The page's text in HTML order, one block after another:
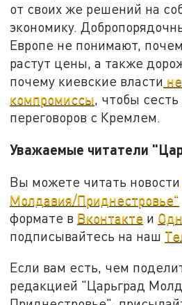
от своих же решений на
экономику.
Европе не понимают,
растут цены, а также
почему киевские власти
компромиссы, чтобы сесть
переговоров с Кремлем.
Уважаемые читатели
Вы можете читать новости
Молдавия/Приднестровье"
формате в Вконтакте и
подписывайтесь на наш
Если вам есть, чем
редакцией "Царьград